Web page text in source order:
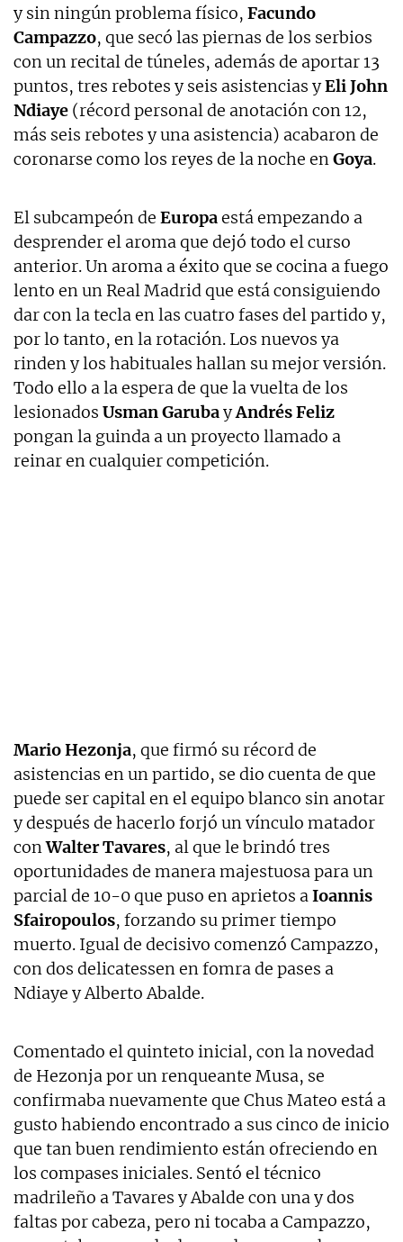
y sin ningún problema físico, Facundo
Campazzo, que secó las piernas de los serbios
con un recital de túneles, además de aportar 13
puntos, tres rebotes y seis asistencias yEli John
Ndiaye (récord personal de anotación con 12,
más seis rebotes y una asistencia) acabaron de
coronarse como los reyes de la noche enGoya.
El subcampeón de Europaestá empezando a
desprender el aroma que dejó todo el curso
anterior. Un aroma a éxito que se cocina a fuego
lento en un Real Madrid que está consiguiendo
dar con la tecla en las cuatro fases del partido y,
por lo tanto, en la rotación. Los nuevos ya
rinden y los habituales hallan su mejor versión.
Todo ello a la espera de que la vuelta de los
lesionados Usman GarubayAndrés Feliz
pongan la guinda a un proyecto llamado a
reinar en cualquier competición.
Mario Hezonja, que firmó su récord de
asistencias en un partido, se dio cuenta de que
puede ser capital en el equipo blanco sin anotar
y después de hacerlo forjó un vínculo matador
conWalter Tavares, al que le brindó tres
oportunidades de manera majestuosa para un
parcial de 10-0 que puso en aprietos aIoannis
Sfairopoulos, forzando su primer tiempo
muerto. Igual de decisivo comenzó Campazzo,
con dos delicatessen en fomra de pases a
Ndiaye y Alberto Abalde.
Comentado el quinteto inicial, con la novedad
de Hezonja por un renqueante Musa, se
confirmaba nuevamente que Chus Mateo está a
gusto habiendo encontrado a sus cinco de inicio
que tan buen rendimiento están ofreciendo en
los compases iniciales. Sentó el técnico
madrileño a Tavares y Abalde con una y dos
faltas por cabeza, pero ni tocaba a Campazzo,